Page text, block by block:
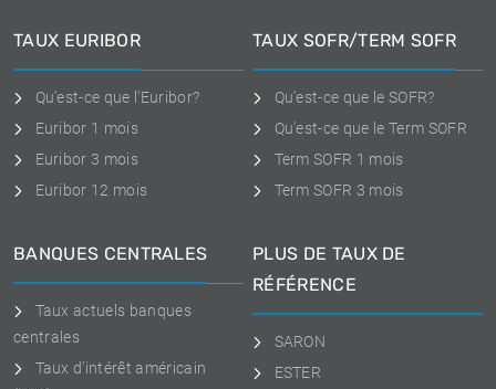
TAUX EURIBOR
Qu'est-ce que l'Euribor?
Euribor 1 mois
Euribor 3 mois
Euribor 12 mois
TAUX SOFR/TERM SOFR
Qu'est-ce que le SOFR?
Qu'est-ce que le Term SOFR
Term SOFR 1 mois
Term SOFR 3 mois
BANQUES CENTRALES
Taux actuels banques
centrales
Taux d'intérêt américain
PLUS DE TAUX DE
RÉFÉRENCE
SARON
ESTER